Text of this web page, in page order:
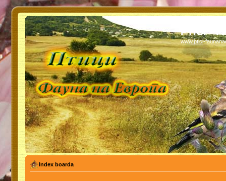
PTICI -
www.ptici-
Index boarda